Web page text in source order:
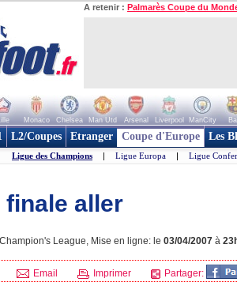
A retenir : Palmarès Coupe du
Monaco Chelsea Man Utd Arsenal Liverpool ManCity
L2/Coupes Etranger Coupe d'Europe Les
Ligue des Champions | Ligue Europa | Ligue
finale aller
League, Mise en ligne: le 03/04/2007 à
Email Imprimer Partager: